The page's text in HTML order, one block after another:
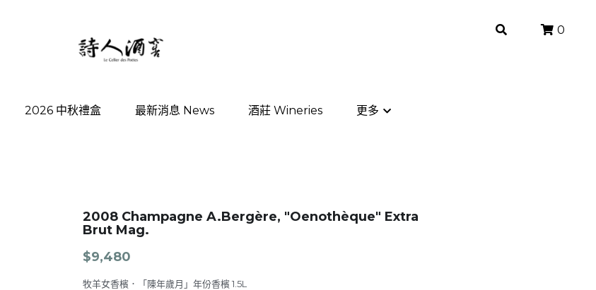
2026 中秋禮盒 最新消息 News 酒莊 Wineries 更多
0
2026 中秋禮盒 最新消息 News 酒莊 Wineries 更多
0
2008 Champagne A.Bergère, "Oenothèque" Extra
Brut Mag.
$9,480
牧羊女香檳．「陳年歲月」年份香檳 1.5L